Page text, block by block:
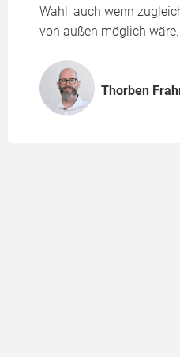
Wahl, auch wenn
von außen möglich wäre.
Thorben